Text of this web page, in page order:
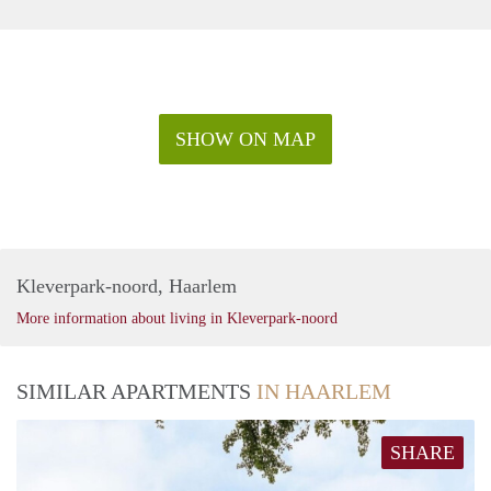
SHOW ON MAP
Kleverpark-noord, Haarlem
More information about living in Kleverpark-noord
SIMILAR APARTMENTS IN HAARLEM
SHARE